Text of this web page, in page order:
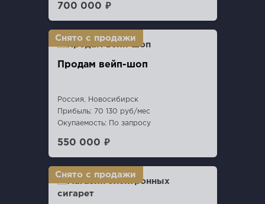
700 000 ₽
Продам вейп-шоп
Россия, Новосибирск
Прибыль: 70 130 руб/мес
Окупаемость: По запросу
550 000 ₽